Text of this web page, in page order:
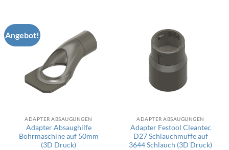
Angebot!
ADAPTER ABSAUGUNGEN
Adapter Absaughilfe
Bohrmaschine auf 50mm
(3D Druck)
ADAPTER ABSAUGUNGEN
Adapter Festool Cleantec
D27 Schlauchmuffe auf
3644 Schlauch (3D Druck)